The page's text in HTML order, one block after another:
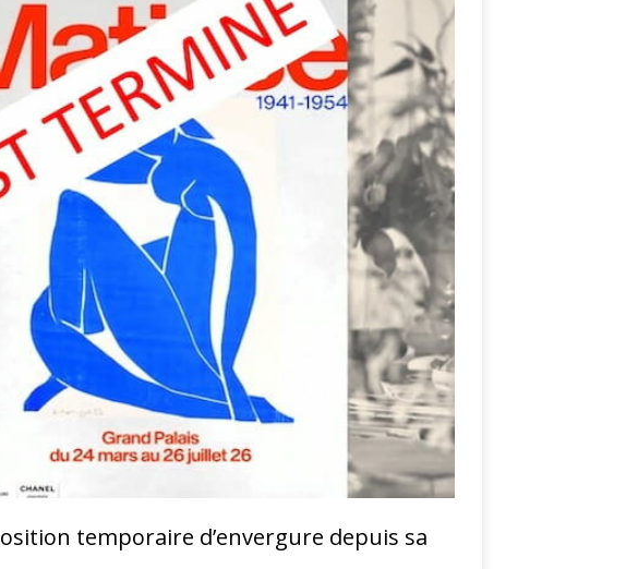
temporaire d’envergure depuis sa